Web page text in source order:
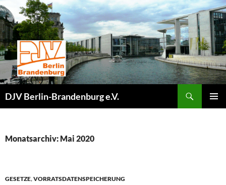
Zum
Inhalt
springen
DJV Berlin-Brandenburg e.V.
Monatsarchiv: Mai 2020
GESETZE,VORRATSDATENSPEICHERUNG